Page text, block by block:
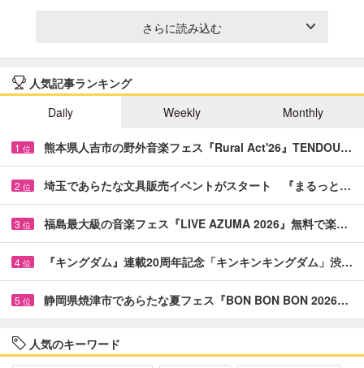
さらに読み込む
人気記事ランキング
Daily
Weekly Monthly
1 位 熊本県人吉市の野外音楽フェス『Rural Act'26』TENDOU…
2 位 埼玉であらたな文具販売イベントがスタート 『まるっと…
3 位 福島最大級の音楽フェス『LIVE AZUMA 2026』無料で楽…
4 位 『キングダム』連載20周年記念「キンキンキングダム」渋…
5 位 静岡県焼津市であらたな夏フェス『BON BON BON 2026…
人気のキーワード